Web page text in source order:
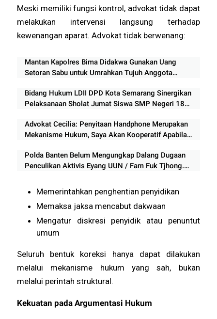
Meski memiliki fungsi kontrol, advokat tidak dapat
melakukan intervensi langsung terhadap
kewenangan aparat. Advokat tidak berwenang:
Mantan Kapolres Bima Didakwa Gunakan Uang
Setoran Sabu untuk Umrahkan Tujuh Anggota
Bidang Hukum LDII DPD Kota Semarang Sinergikan
Pelaksanaan Sholat Jumat Siswa SMP Negeri 18
Advokat Cecilia: Penyitaan Handphone Merupakan
Mekanisme Hukum, Saya Akan Kooperatif Apabila
Polda Banten Belum Mengungkap Dalang Dugaan
Penculikan Aktivis Eyang UUN / Fam Fuk Tjhong.
WPIMemerintahkan penghentian penyidikan
Memaksa jaksa mencabut dakwaan
Mengatur diskresi penyidik atau penuntut
umum
Seluruh bentuk koreksi hanya dapat dilakukan
melalui mekanisme hukum yang sah, bukan
melalui perintah struktural.
Kekuatan pada Argumentasi Hukum